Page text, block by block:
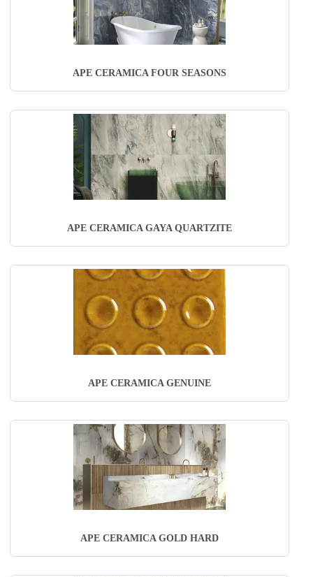
APE CERAMICA FOUR SEASONS
APE CERAMICA GAYA QUARTZITE
APE CERAMICA GENUINE
APE CERAMICA GOLD HARD